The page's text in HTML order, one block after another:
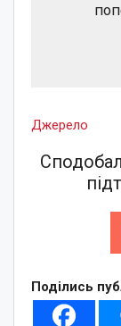
Джерело
Поділись